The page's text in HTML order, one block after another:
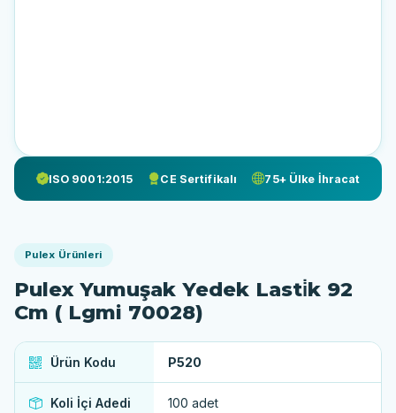
ISO 9001:2015 CE Sertifikalı 75+ Ülke İhracat
Pulex Ürünleri
Pulex Yumuşak Yedek Lasti̇k 92
Cm ( Lgmi 70028)
Ürün Kodu P520
Koli İçi Adedi 100 adet